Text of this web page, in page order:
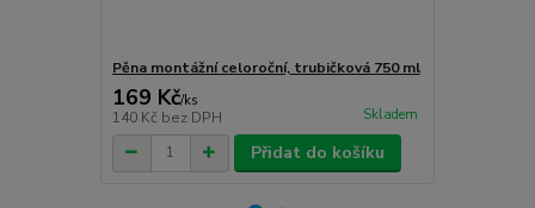
Pěna montážní celoroční, trubičková 750 ml
169 Kč/ks
140 Kč bez DPH Skladem
Přidat do košíku